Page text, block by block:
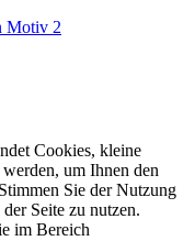
Cookies, kleine
um Ihnen den
Sie der Nutzung
Seite zu nutzen.
im Bereich